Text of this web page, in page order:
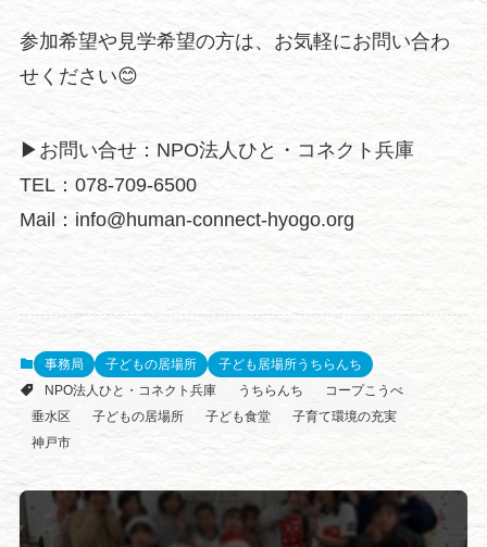
参加希望や見学希望の方は、お気軽にお問い合わ
せください😊
▶︎お問い合せ：NPO法人ひと・コネクト兵庫
TEL：078-709-6500
Mail：info@human-connect-hyogo.org
事務局 子どもの居場所
子ども居場所うちらんち
NPO法人ひと・コネクト兵庫
うちらんち
コープこうべ
垂水区
子どもの居場所 子ども食堂
子育て環境の充実
神戸市